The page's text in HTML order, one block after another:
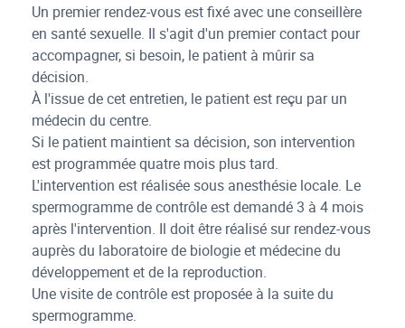
Un premier rendez-vous est fixé avec une conseillère
en santé sexuelle. Il s'agit d'un premier contact pour
accompagner, si besoin, le patient à mûrir sa
décision.
À l'issue de cet entretien, le patient est reçu par un
médecin du centre.
Si le patient maintient sa décision, son intervention
est programmée quatre mois plus tard.
L'intervention est réalisée sous anesthésie locale. Le
spermogramme de contrôle est demandé 3 à 4 mois
après l'intervention. Il doit être réalisé sur rendez-vous
auprès du laboratoire de biologie et médecine du
développement et de la reproduction.
Une visite de contrôle est proposée à la suite du
spermogramme.